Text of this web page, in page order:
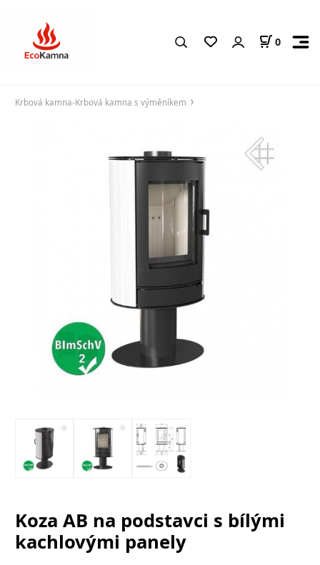
0
Krbová kamna-Krbová kamna s výměníkem
Koza AB na podstavci s bílými
kachlovými panely